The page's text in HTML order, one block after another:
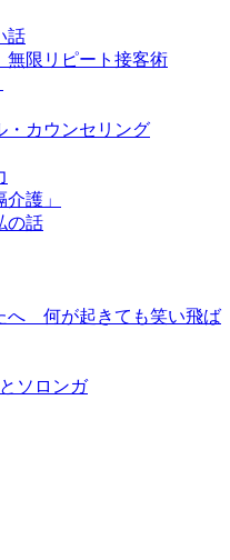
話
限リピート接客術
・カウンセリング
護」
の話
へ 何が起きても笑い飛ば
ソロンガ